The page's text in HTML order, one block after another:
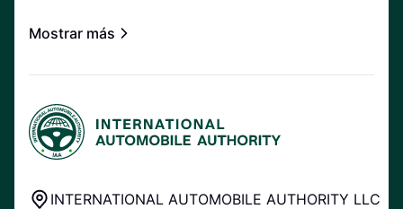
Mostrar más
INTERNATIONAL AUTOMOBILE AUTHORITY LLC